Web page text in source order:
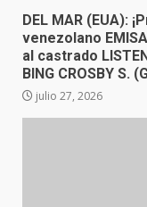
DEL MAR (EUA):
venezolano
al castrado
BING CROSBY S.
julio 27, 2026